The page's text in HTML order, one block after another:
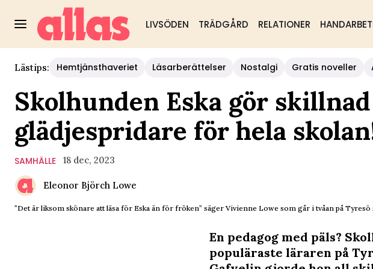
LIVSÖDEN TRÄDGÅRD RELATIONER
Lästips: Hemtjänsthaveriet Läsarberättelser Nostalgi Gratis noveller
Skolhunden Eska gör
glädjespridare för hela
SAMHÄLLE 18 dec, 2023
Eleonor Björch Lowe
”Det är liksom skönare att läsa för Eska än för fröken” säger Vivienne Lowe som går i tvåan på Tyresö
En pedagog med päls?
populäraste läraren på